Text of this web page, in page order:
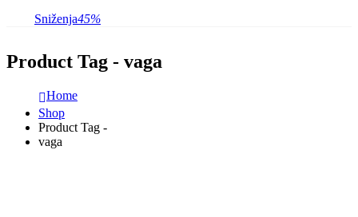
Sniženja45%
Product Tag - vaga
Home
Shop
Product Tag -
vaga